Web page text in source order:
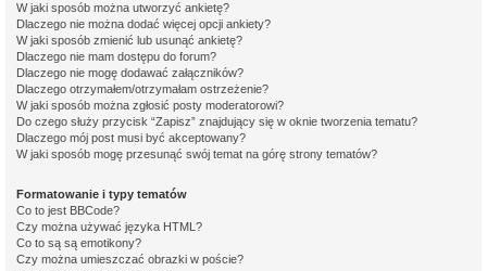
W jaki sposób można utworzyć ankietę?
Dlaczego nie można dodać więcej opcji ankiety?
W jaki sposób zmienić lub usunąć ankietę?
Dlaczego nie mam dostępu do forum?
Dlaczego nie mogę dodawać załączników?
Dlaczego otrzymałem/otrzymałam ostrzeżenie?
W jaki sposób można zgłosić posty moderatorowi?
Do czego służy przycisk “Zapisz” znajdujący się w oknie tworzenia tematu?
Dlaczego mój post musi być akceptowany?
W jaki sposób mogę przesunąć swój temat na górę strony tematów?
Formatowanie i typy tematów
Co to jest BBCode?
Czy można używać języka HTML?
Co to są są emotikony?
Czy można umieszczać obrazki w poście?